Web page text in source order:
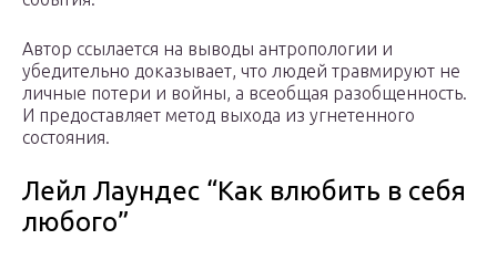
Автор ссылается на выводы антропологии и
убедительно доказывает, что людей травмируют не
личные потери и войны, а всеобщая разобщенность.
И предоставляет метод выхода из угнетенного
состояния.
Лейл Лаундес “Как влюбить в себя
любого”